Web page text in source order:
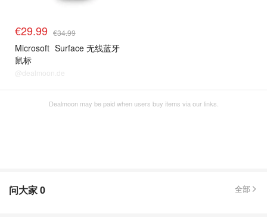
€29.99 €34.99
Microsoft Surface 无线蓝牙
鼠标
@dealmoon.de
Dealmoon may be paid when users buy items via our links.
问大家0 全部